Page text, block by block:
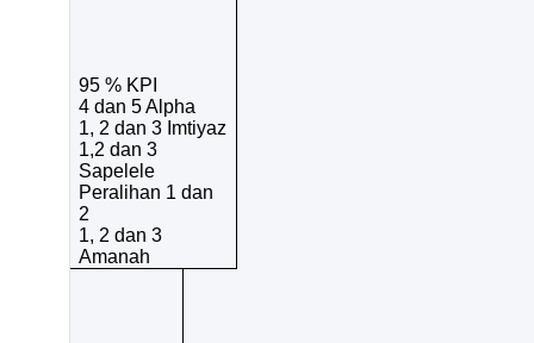
95 % KPI
4 dan 5 Alpha
1, 2 dan 3 Imtiyaz
1,2 dan 3
Sapelele
Peralihan 1 dan
2
1, 2 dan 3
Amanah